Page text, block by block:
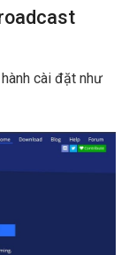
cài đặt như